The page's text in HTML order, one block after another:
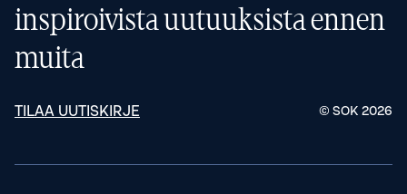
inspiroivista uutuuksista ennen
muita
TILAA UUTISKIRJE © SOK 2026